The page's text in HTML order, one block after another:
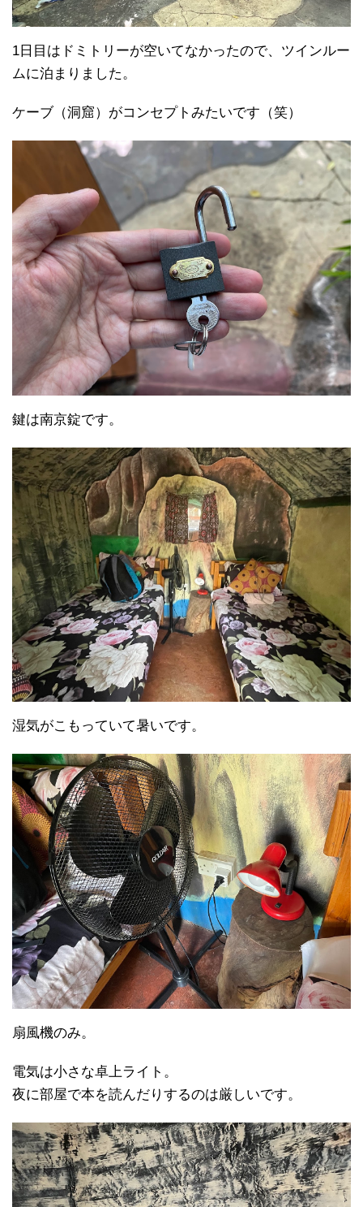
1日目はドミトリーが空いてなかったので、ツインルー
ムに泊まりました。
ケーブ（洞窟）がコンセプトみたいです（笑）
鍵は南京錠です。
湿気がこもっていて暑いです。
扇風機のみ。
電気は小さな卓上ライト。
夜に部屋で本を読んだりするのは厳しいです。